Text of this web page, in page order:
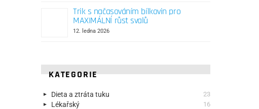
Trik s načasováním bílkovin pro
MAXIMÁLNÍ růst svalů
12. ledna 2026
KATEGORIE
Dieta a ztráta tuku 23
Lékařský 16